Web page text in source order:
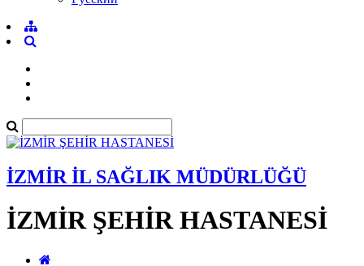
İZMİR İL SAĞLIK MÜDÜRLÜĞÜ
İZMİR ŞEHİR HASTANESİ